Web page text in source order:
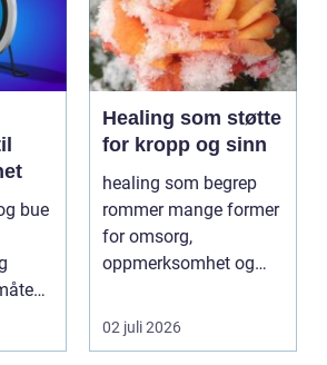
bue
Healing som støtte
for kropp og sinn
healing som begrep
rommer mange former
for omsorg,
oppmerksomhet og
som mål å s...
02 juli 2026